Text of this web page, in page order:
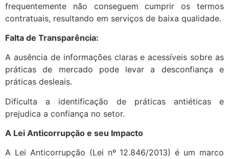
frequentemente não conseguem cumprir os termos
contratuais, resultando em serviços de baixa qualidade.
Falta de Transparência:
A ausência de informações claras e acessíveis sobre as
práticas de mercado pode levar a desconfiança e
práticas desleais.
Dificulta a identificação de práticas antiéticas e
prejudica a confiança no setor.
A Lei Anticorrupção e seu Impacto
A Lei Anticorrupção (Lei nº 12.846/2013) é um marco